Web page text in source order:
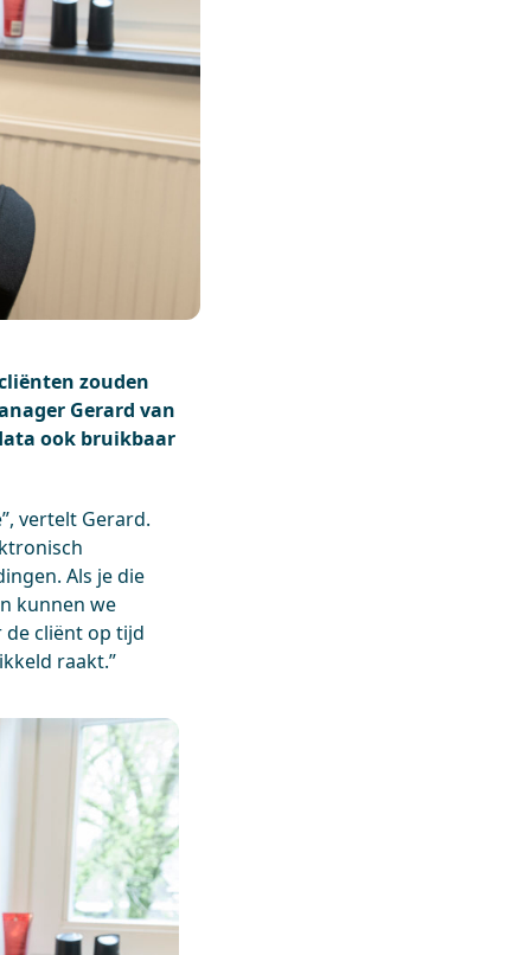
zouden
Gerard van
ook bruikbaar
vertelt Gerard.
Als je die
kunnen we
de cliënt op tijd
raakt.”